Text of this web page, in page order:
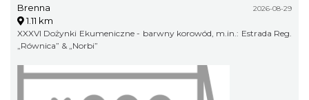
„Norbi”
Brenna 2026-08-29
1.11 km
XXXVI Dożynki Ekumeniczne - barwny korowód, m.in.: Estrada Reg.
„Równica” & „Norbi”